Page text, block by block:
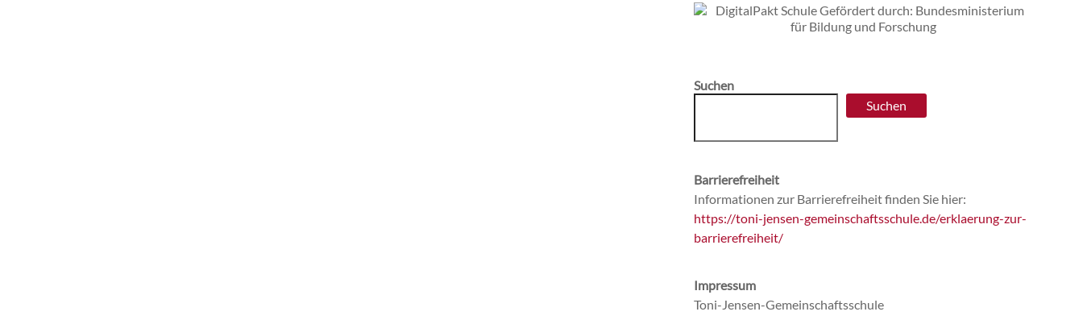
Suchen
Suchen
Barrierefreiheit
Informationen zur Barrierefreiheit finden Sie hier:
https://toni-jensen-gemeinschaftsschule.de/erklaerung-zur-
barrierefreiheit/
Impressum
Toni-Jensen-Gemeinschaftsschule